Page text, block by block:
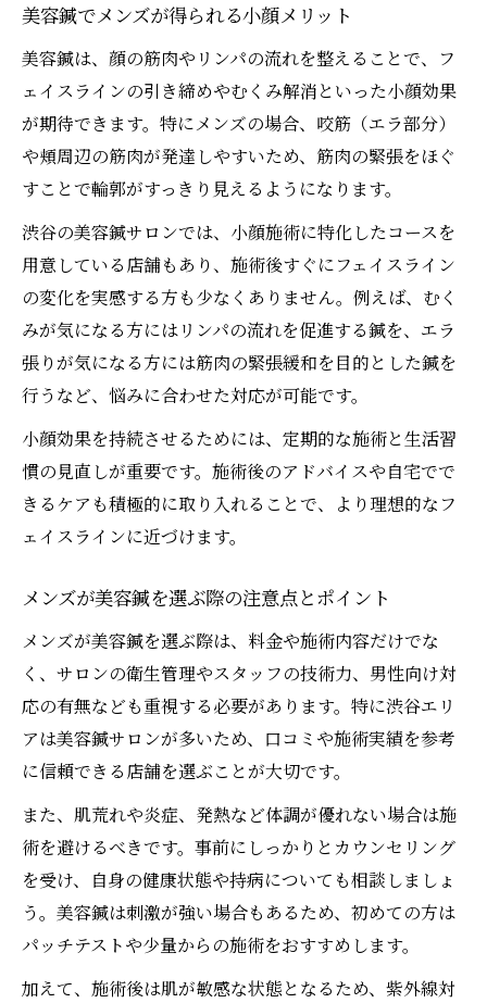
美容鍼でメンズが得られる小顔メリット
美容鍼は、顔の筋肉やリンパの流れを整えることで、フ
ェイスラインの引き締めやむくみ解消といった小顔効果
が期待できます。特にメンズの場合、咬筋（エラ部分）
や頬周辺の筋肉が発達しやすいため、筋肉の緊張をほぐ
すことで輪郭がすっきり見えるようになります。
渋谷の美容鍼サロンでは、小顔施術に特化したコースを
用意している店舗もあり、施術後すぐにフェイスライン
の変化を実感する方も少なくありません。例えば、むく
みが気になる方にはリンパの流れを促進する鍼を、エラ
張りが気になる方には筋肉の緊張緩和を目的とした鍼を
行うなど、悩みに合わせた対応が可能です。
小顔効果を持続させるためには、定期的な施術と生活習
慣の見直しが重要です。施術後のアドバイスや自宅でで
きるケアも積極的に取り入れることで、より理想的なフ
ェイスラインに近づけます。
メンズが美容鍼を選ぶ際の注意点とポイント
メンズが美容鍼を選ぶ際は、料金や施術内容だけでな
く、サロンの衛生管理やスタッフの技術力、男性向け対
応の有無なども重視する必要があります。特に渋谷エリ
アは美容鍼サロンが多いため、口コミや施術実績を参考
に信頼できる店舗を選ぶことが大切です。
また、肌荒れや炎症、発熱など体調が優れない場合は施
術を避けるべきです。事前にしっかりとカウンセリング
を受け、自身の健康状態や持病についても相談しましょ
う。美容鍼は刺激が強い場合もあるため、初めての方は
パッチテストや少量からの施術をおすすめします。
加えて、施術後は肌が敏感な状態となるため、紫外線対